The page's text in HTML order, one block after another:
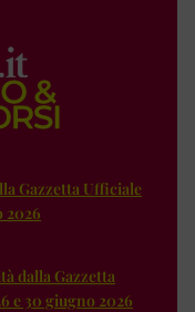
Gazzetta Ufficiale
2026
dalla Gazzetta
e 30 giugno 2026